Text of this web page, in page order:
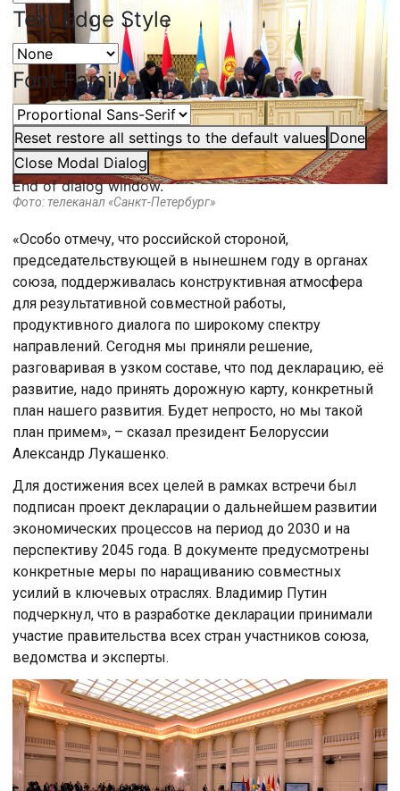
Text Edge Style
Font Family
Reset restore all settings to the default values Done
Close Modal Dialog
End of dialog window.
Фото: телеканал «Санкт-Петербург»
«Особо отмечу, что российской стороной,
председательствующей в нынешнем году в органах
союза, поддерживалась конструктивная атмосфера
для результативной совместной работы,
продуктивного диалога по широкому спектру
направлений. Сегодня мы приняли решение,
разговаривая в узком составе, что под декларацию, её
развитие, надо принять дорожную карту, конкретный
план нашего развития. Будет непросто, но мы такой
план примем», – сказал президент Белоруссии
Александр Лукашенко.
Для достижения всех целей в рамках встречи был
подписан проект декларации о дальнейшем развитии
экономических процессов на период до 2030 и на
перспективу 2045 года. В документе предусмотрены
конкретные меры по наращиванию совместных
усилий в ключевых отраслях. Владимир Путин
подчеркнул, что в разработке декларации принимали
участие правительства всех стран участников союза,
ведомства и эксперты.